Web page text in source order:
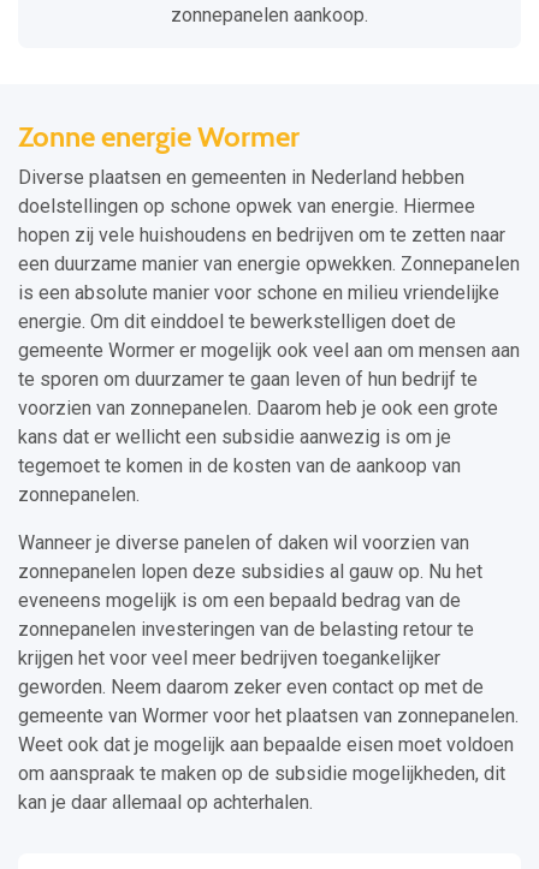
zonnepanelen aankoop.
Zonne energie Wormer
Diverse plaatsen en gemeenten in Nederland hebben
doelstellingen op schone opwek van energie. Hiermee
hopen zij vele huishoudens en bedrijven om te zetten naar
een duurzame manier van energie opwekken. Zonnepanelen
is een absolute manier voor schone en milieu vriendelijke
energie. Om dit einddoel te bewerkstelligen doet de
gemeente Wormer er mogelijk ook veel aan om mensen aan
te sporen om duurzamer te gaan leven of hun bedrijf te
voorzien van zonnepanelen. Daarom heb je ook een grote
kans dat er wellicht een subsidie aanwezig is om je
tegemoet te komen in de kosten van de aankoop van
zonnepanelen.
Wanneer je diverse panelen of daken wil voorzien van
zonnepanelen lopen deze subsidies al gauw op. Nu het
eveneens mogelijk is om een bepaald bedrag van de
zonnepanelen investeringen van de belasting retour te
krijgen het voor veel meer bedrijven toegankelijker
geworden. Neem daarom zeker even contact op met de
gemeente van Wormer voor het plaatsen van zonnepanelen.
Weet ook dat je mogelijk aan bepaalde eisen moet voldoen
om aanspraak te maken op de subsidie mogelijkheden, dit
kan je daar allemaal op achterhalen.